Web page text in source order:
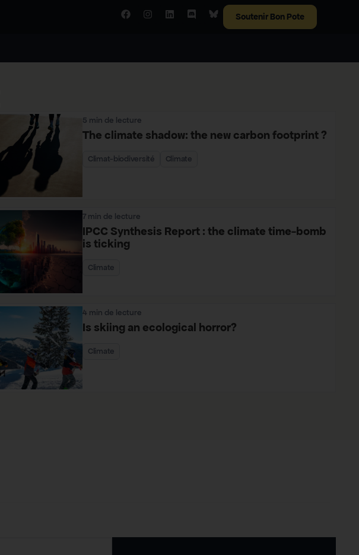
Soutenir Bon Pote
5 min de lecture
The climate shadow: the new carbon footprint ?
Climat-biodiversité Climate
7 min de lecture
IPCC Synthesis Report : the climate time-bomb
is ticking
Climate
4 min de lecture
Is skiing an ecological horror?
Climate